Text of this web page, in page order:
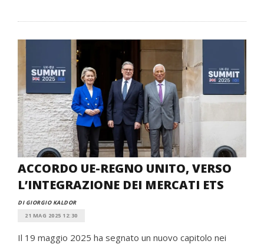
ACCORDO UE-REGNO UNITO, VERSO
L’INTEGRAZIONE DEI MERCATI ETS
DI GIORGIO KALDOR
21 MAG 2025 12:30
Il 19 maggio 2025 ha segnato un nuovo capitolo nei